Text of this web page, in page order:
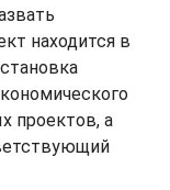
находится в
проектов, а